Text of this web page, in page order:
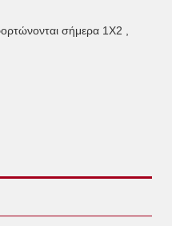
σήμερα 1Χ2 ,